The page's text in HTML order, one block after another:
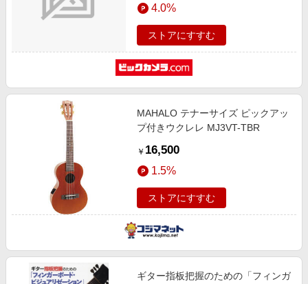
4.0%
ストアにすすむ
MAHALO テナーサイズ ピックアッ
プ付きウクレレ MJ3VT-TBR
￥ 16,500
1.5%
ストアにすすむ
ギター指板把握のための「フィンガ